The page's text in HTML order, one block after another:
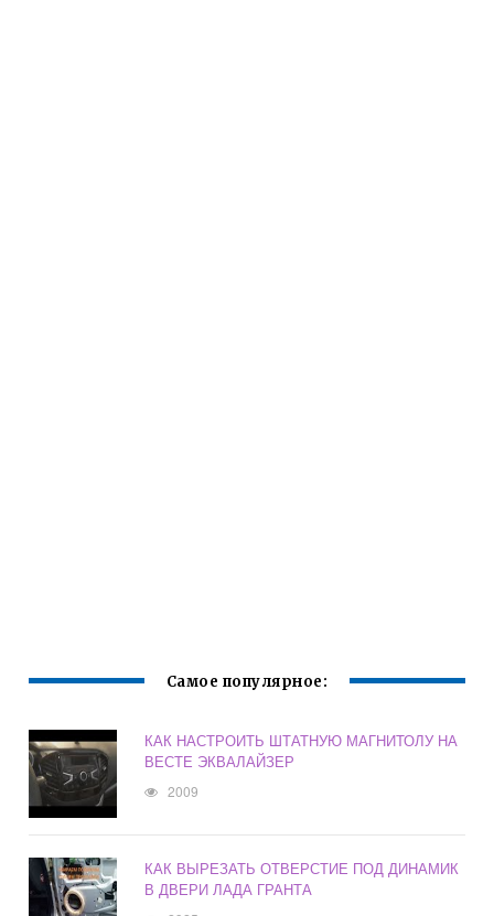
Самое популярное:
КАК НАСТРОИТЬ ШТАТНУЮ МАГНИТОЛУ НА
ВЕСТЕ ЭКВАЛАЙЗЕР
2009
КАК ВЫРЕЗАТЬ ОТВЕРСТИЕ ПОД ДИНАМИК
В ДВЕРИ ЛАДА ГРАНТА